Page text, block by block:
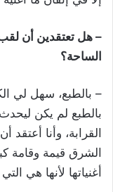
– هل تعتقدين أن
الساحة؟
– بالطبع، سهل لي
بالطبع لم يكن
القرابة، وأنا
الشرق قيمة وقامة
أغنياتها لأنها هي